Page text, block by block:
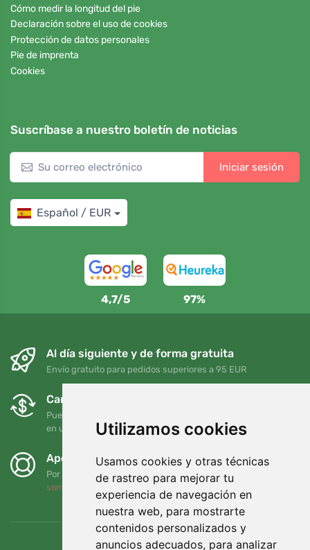
Utilizamos cookies
Usamos cookies y otras técnicas
de rastreo para mejorar tu
experiencia de navegación en
nuestra web, para mostrarte
contenidos personalizados y
anuncios adecuados, para analizar
Cómo medir la longitud del pie
Declaración sobre el uso de cookies
Protección de datos personales
Pie de imprenta
Cookies
Suscríbase a nuestro boletín de noticias
Iniciar sesión
Español / EUR
4,7/5 97%
Al día siguiente y de forma gratuita
Envío gratuito para pedidos superiores a 95 EUR
Cambios y devoluciones gratuitos
Puede devolver o cambiar su pedido en cualquier momento
en un plazo de 90 días
Apoyamos a Trees.org
Por cada pedido plantamos un árbol. Leer más
somos